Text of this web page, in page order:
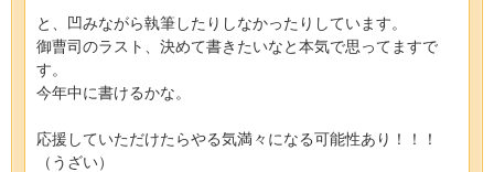
と、凹みながら執筆したりしなかったりしています。
御曹司のラスト、決めて書きたいなと本気で思ってますで
す。
今年中に書けるかな。
応援していただけたらやる気満々になる可能性あり！！！
（うざい）